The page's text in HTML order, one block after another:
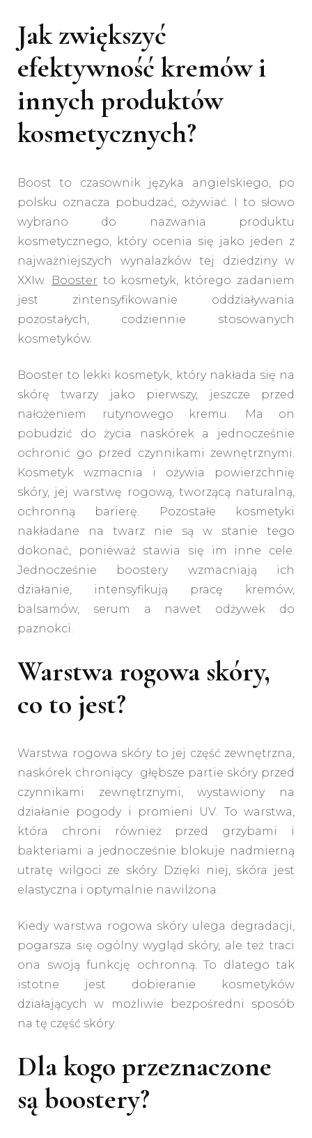
Jak zwiększyć
efektywność kremów i
innych produktów
kosmetycznych?
Boost to czasownik języka angielskiego, po
polsku oznacza pobudzać, ożywiać. I to słowo
wybrano do nazwania produktu
kosmetycznego, który ocenia się jako jeden z
najważniejszych wynalazków tej dziedziny w
XXIw.
Booster to kosmetyk, którego zadaniem
jest zintensyfikowanie oddziaływania
pozostałych, codziennie stosowanych
kosmetyków.
Booster to lekki kosmetyk, który nakłada się na
skórę twarzy jako pierwszy, jeszcze przed
nałożeniem rutynowego kremu. Ma on
pobudzić do życia naskórek a jednocześnie
ochronić go przed czynnikami zewnętrznymi.
Kosmetyk wzmacnia i ożywia powierzchnię
skóry, jej warstwę rogową, tworzącą naturalną,
ochronną barierę. Pozostałe kosmetyki
nakładane na twarz nie są w stanie tego
dokonać, ponieważ stawia się im inne cele.
Jednocześnie boostery wzmacniają ich
działanie, intensyfikują pracę kremów,
balsamów, serum a nawet odżywek do
paznokci.
Warstwa rogowa skóry,
co to jest?
Warstwa rogowa skóry to jej część zewnętrzna,
naskórek chroniący głębsze partie skóry przed
czynnikami zewnętrznymi, wystawiony na
działanie pogody i promieni UV. To warstwa,
która chroni również przed grzybami i
bakteriami a jednocześnie blokuje nadmierną
utratę wilgoci ze skóry. Dzięki niej, skóra jest
elastyczna i optymalnie nawilżona.
Kiedy warstwa rogowa skóry ulega degradacji,
pogarsza się ogólny wygląd skóry, ale też traci
ona swoją funkcję ochronną. To dlatego tak
istotne jest dobieranie kosmetyków
działających w możliwie bezpośredni sposób
na tę część skóry.
Dla kogo przeznaczone
są boostery?